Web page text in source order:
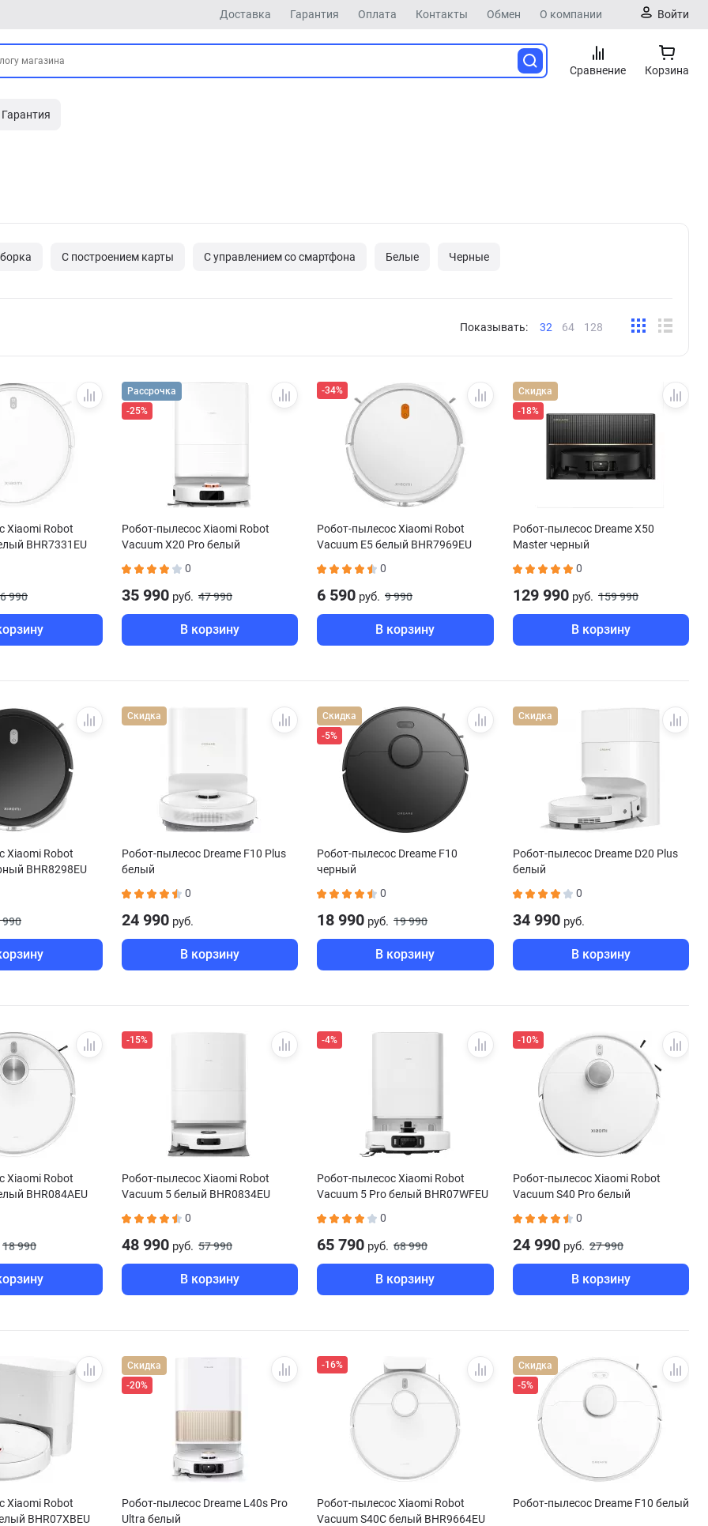
Доставка Гарантия Оплата Контакты Обмен О компании Войти
Сравнение Корзина
Гарантия
С построением карты С управлением со смартфона Белые Черные
Показывать: 32 64 128
Xiaomi Robot
BHR7331EU
990
Рассрочка
-25%
Робот-пылесос Xiaomi Robot
Vacuum X20 Pro белый
0
35 990руб. 47 990
В корзину
-34%
Робот-пылесос Xiaomi Robot
Vacuum E5 белый BHR7969EU
0
6 590 руб. 9 990
В корзину
Скидка
-18%
Робот-пылесос Dreame X50
Master черный
0
129 990руб. 159 990
В корзину
Xiaomi Robot
BHR8298EU
990
Скидка
Робот-пылесос Dreame F10 Plus
белый
0
24 990руб.
В корзину
Скидка
-5%
Робот-пылесос Dreame F10
черный
0
18 990 руб. 19 990
В корзину
Скидка
Робот-пылесос Dreame D20 Plus
белый
0
34 990руб.
В корзину
Xiaomi Robot
BHR084AEU
18 990
-15%
Робот-пылесос Xiaomi Robot
Vacuum 5 белый BHR0834EU
0
48 990руб. 57 990
В корзину
-4%
Робот-пылесос Xiaomi Robot
Vacuum 5 Pro белый BHR07WFEU
0
65 790 руб. 68 990
В корзину
-10%
Робот-пылесос Xiaomi Robot
Vacuum S40 Pro белый
0
24 990руб. 27 990
В корзину
Xiaomi Robot
BHR07XBEU
Скидка
-20%
Робот-пылесос Dreame L40s Pro
Ultra белый
-16%
Робот-пылесос Xiaomi Robot
Vacuum S40C белый BHR9664EU
Скидка
-5%
Робот-пылесос Dreame F10 белый